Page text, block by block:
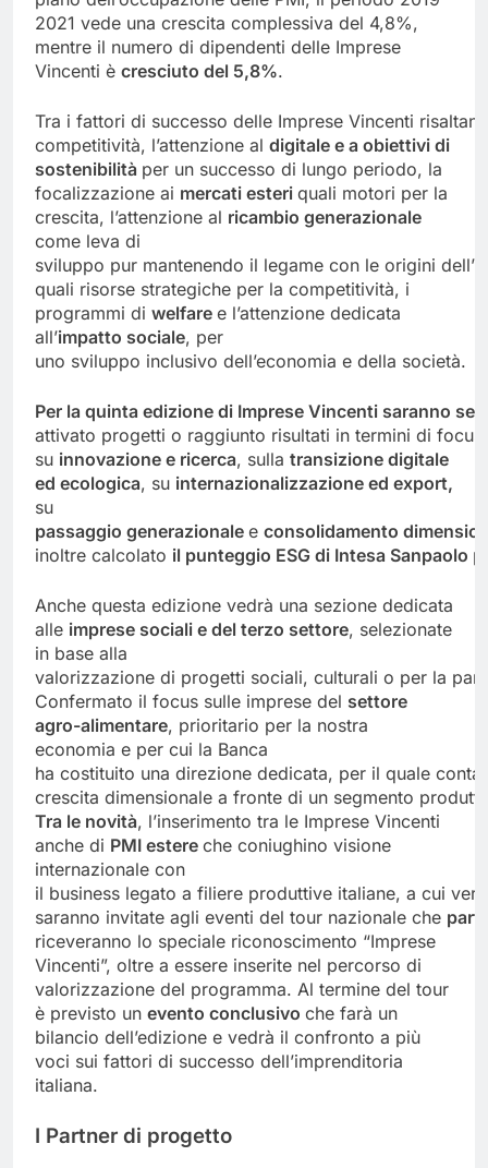
2021 vede una crescita complessiva del 4,8%,
mentre il numero di dipendenti delle Imprese
Vincenti è cresciuto del 5,8%.
Tra i fattori di successo delle Imprese Vincenti
competitività, l’attenzione al digitale e a obiettivi di
sostenibilità per un successo di lungo periodo, la
focalizzazione ai mercati esteri quali motori per la
crescita, l’attenzione al ricambio generazionale
come leva di
sviluppo pur mantenendo il legame con le origini
quali risorse strategiche per la competitività, i
programmi di welfare e l’attenzione dedicata
all’impatto sociale, per
uno sviluppo inclusivo dell’economia e della società.
Per la quinta edizione di Imprese Vincenti saranno
attivato progetti o raggiunto risultati in termini di
su innovazione e ricerca, sulla transizione digitale
ed ecologica, su internazionalizzazione ed export,
su
passaggio generazionale e consolidamento
inoltre calcolato il punteggio ESG di Intesa Sanpaolo
Anche questa edizione vedrà una sezione dedicata
alle imprese sociali e del terzo settore, selezionate
in base alla
valorizzazione di progetti sociali, culturali o per la
Confermato il focus sulle imprese del settore
agro-alimentare, prioritario per la nostra
economia e per cui la Banca
ha costituito una direzione dedicata, per il quale
crescita dimensionale a fronte di un segmento
Tra le novità, l’inserimento tra le Imprese Vincenti
anche di PMI estere che coniughino visione
internazionale con
il business legato a filiere produttive italiane, a cui
saranno invitate agli eventi del tour nazionale che
riceveranno lo speciale riconoscimento “Imprese
Vincenti”, oltre a essere inserite nel percorso di
valorizzazione del programma. Al termine del tour
è previsto un evento conclusivo che farà un
bilancio dell’edizione e vedrà il confronto a più
voci sui fattori di successo dell’imprenditoria
italiana.
I Partner di progetto